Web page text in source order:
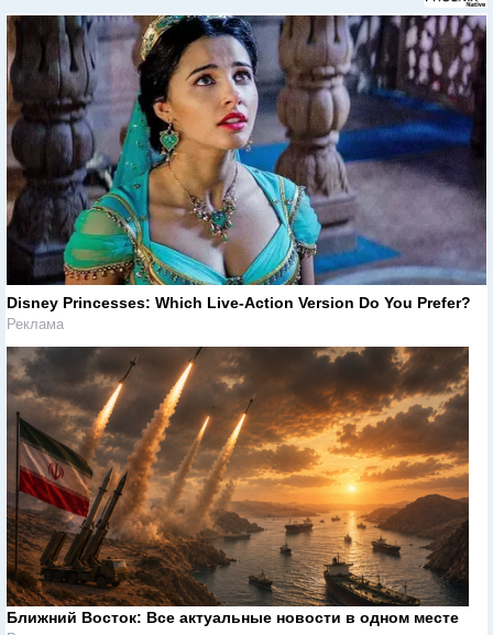
Disney Princesses: Which Live-Action Version Do You Prefer?
Реклама
Ближний Восток: Все актуальные новости в одном месте